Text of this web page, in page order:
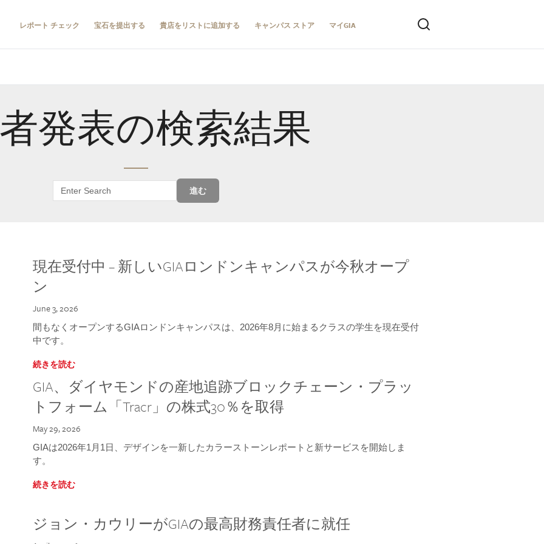
レポート チェック 宝石を提出する 貴店をリストに追加する キャンパス ストア マイGIA
発表の検索結果
進む
現在受付中 – 新しいGIAロンドンキャンパスが今秋オープ
ン
June 3, 2026
間もなくオープンするGIAロンドンキャンパスは、2026年8月に始まるクラスの学生を現在受付
中です。
続きを読む
GIA、ダイヤモンドの産地追跡ブロックチェーン・プラッ
トフォーム「Tracr」の株式30％を取得
May 29, 2026
GIAは2026年1月1日、デザインを一新したカラーストーンレポートと新サービスを開始しま
す。
続きを読む
ジョン・カウリーがGIAの最高財務責任者に就任